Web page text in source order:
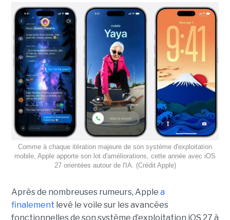
Comme à chaque itération majeure de son système d'exploitation
mobile, Apple apporte son lot d'améliorations, cette année avec iOS
27 orientées autour de l'IA. (Crédit Apple)
Après de nombreuses rumeurs, Apple a
finalement levé le voile sur les avancées
fonctionnelles de son système d’exploitation iOS 27 à